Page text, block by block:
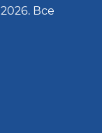
2026. Все